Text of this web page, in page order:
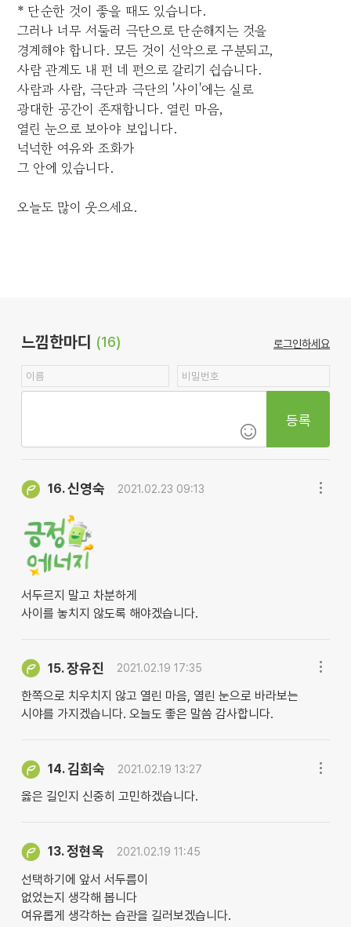
* 단순한 것이 좋을 때도 있습니다.
그러나 너무 서둘러 극단으로 단순해지는 것을
경계해야 합니다. 모든 것이 선악으로 구분되고,
사람 관계도 내 편 네 편으로 갈리기 쉽습니다.
사람과 사람, 극단과 극단의 '사이'에는 실로
광대한 공간이 존재합니다. 열린 마음,
열린 눈으로 보아야 보입니다.
넉넉한 여유와 조화가
그 안에 있습니다.
오늘도 많이 웃으세요.
느낌한마디 (16) 로그인하세요
등록
16.신영숙 2021.02.23 09:13
서두르지 말고 차분하게
사이를 놓치지 않도록 해야겠습니다.
15.장유진 2021.02.19 17:35
한쪽으로 치우치지 않고 열린 마음, 열린 눈으로 바라보는
시야를 가지겠습니다. 오늘도 좋은 말씀 감사합니다.
14.김희숙 2021.02.19 13:27
옳은 길인지 신중히 고민하겠습니다.
13.정현옥 2021.02.19 11:45
선택하기에 앞서 서두름이
없었는지 생각해 봅니다
여유롭게 생각하는 습관을 길러보겠습니다.